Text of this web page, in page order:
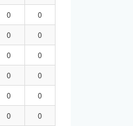
0
0
0
0
0
0
0
0
0
0
0
0